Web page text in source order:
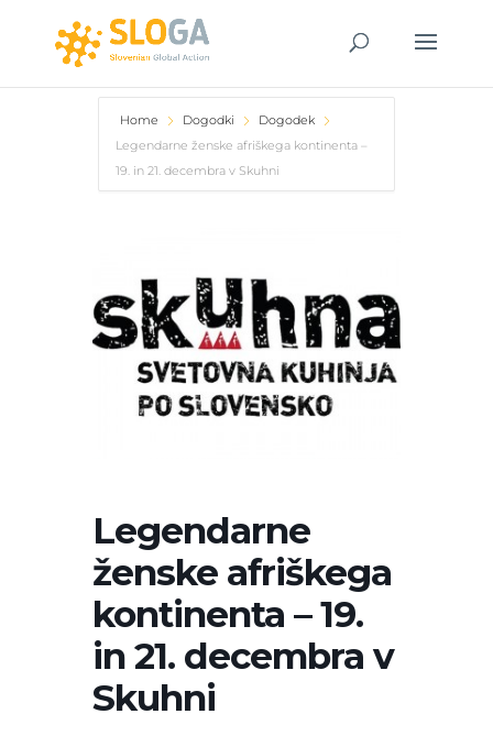
Home Dogodki
Dogodek
Legendarne ženske afriškega kontinenta –
19. in 21. decembra v Skuhni
Legendarne
ženske afriškega
kontinenta – 19.
in 21. decembra v
Skuhni